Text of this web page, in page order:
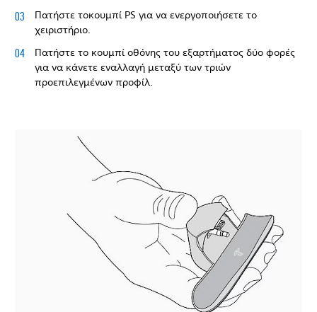
Πατήστε τοκουμπί PS για να ενεργοποιήσετε το
χειριστήριο.
Πατήστε το κουμπί οθόνης του εξαρτήματος δύο φορές
για να κάνετε εναλλαγή μεταξύ των τριών
προεπιλεγμένων προφίλ.